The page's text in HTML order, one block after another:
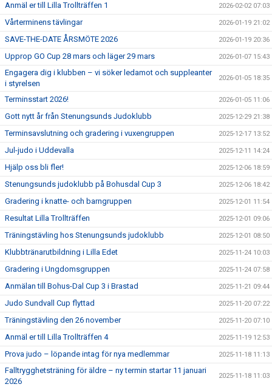
Anmäl er till Lilla Trollträffen 1 2026-02-02 07:03
Vårterminens tävlingar 2026-01-19 21:02
SAVE-THE-DATE ÅRSMÖTE 2026 2026-01-19 20:36
Upprop GO Cup 28 mars och läger 29 mars 2026-01-07 15:43
Engagera dig i klubben – vi söker ledamot och suppleanter
i styrelsen
2026-01-05 18:35
Terminsstart 2026! 2026-01-05 11:06
Gott nytt år från Stenungsunds Judoklubb 2025-12-29 21:38
Terminsavslutning och gradering i vuxengruppen 2025-12-17 13:52
Jul-judo i Uddevalla 2025-12-11 14:24
Hjälp oss bli fler! 2025-12-06 18:59
Stenungsunds judoklubb på Bohusdal Cup 3 2025-12-06 18:42
Gradering i knatte- och barngruppen 2025-12-01 11:54
Resultat Lilla Trollträffen 2025-12-01 09:06
Träningstävling hos Stenungsunds judoklubb 2025-12-01 08:50
Klubbtränarutbildning i Lilla Edet 2025-11-24 10:03
Gradering i Ungdomsgruppen 2025-11-24 07:58
Anmälan till Bohus-Dal Cup 3 i Brastad 2025-11-21 09:44
Judo Sundvall Cup flyttad 2025-11-20 07:22
Träningstävling den 26 november 2025-11-20 07:10
Anmäl er till Lilla Trollträffen 4 2025-11-19 12:53
Prova judo – löpande intag för nya medlemmar 2025-11-18 11:13
Falltrygghetsträning för äldre – ny termin startar 11 januari
2026
2025-11-18 11:03